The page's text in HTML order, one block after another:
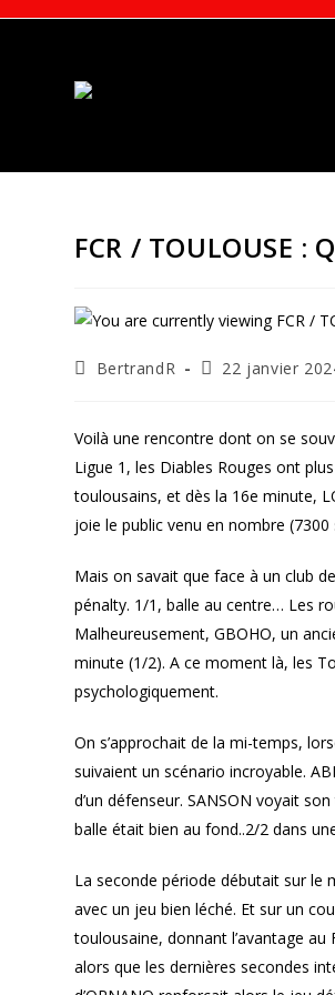
Skip
FCR / TOULOUSE :
Auteur/autrice
publication :
BertrandR
Publication
22 janvier
Voilà une rencontre dont on se
Ligue 1, les Diables Rouges ont
toulousains, et dès la 16e minute,
joie le public venu en nombre (7300
Mais on savait que face à un club
pénalty. 1/1, balle au centre… Les
Malheureusement, GBOHO, un
minute (1/2). A ce moment là, les
psychologiquement.
On s’approchait de la mi-temps,
suivaient un scénario incroyable.
d’un défenseur. SANSON voyait
balle était bien au fond..2/2 dans
La seconde période débutait sur le
avec un jeu bien léché. Et sur un
toulousaine, donnant l’avantage
alors que les dernières secondes